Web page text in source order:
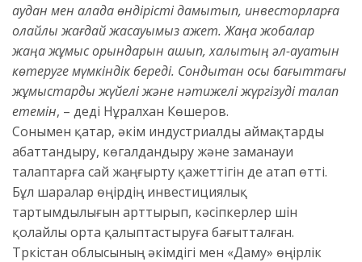
аудан мен қалада өндірісті дамытып, инвесторларға
қолайлы жағдай жасауымыз қажет. Жаңа жобалар
жаңа жұмыс орындарын ашып, халықтың әл-ауқатын
көтеруге мүмкіндік береді. Сондықтан осы бағыттағы
жұмыстарды жүйелі және нәтижелі жүргізуді талап
етемін, – деді Нұралхан Көшеров.
Сонымен қатар, әкім индустриалды аймақтарды
абаттандыру, көгалдандыру және заманауи
талаптарға сай жаңғырту қажеттігін де атап өтті.
Бұл шаралар өңірдің инвестициялық
тартымдылығын арттырып, кәсіпкерлер үшін
қолайлы орта қалыптастыруға бағытталған.
Түркістан облысының әкімдігі мен «Даму» өңірлік